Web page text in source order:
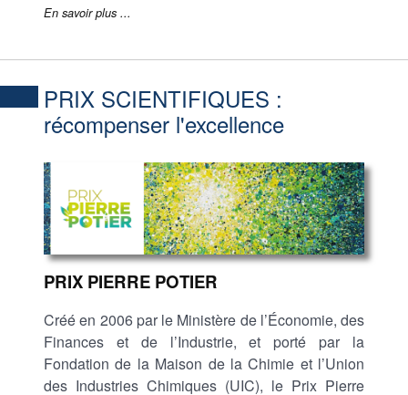
En savoir plus ...
PRIX SCIENTIFIQUES :
récompenser l'excellence
PRIX PIERRE POTIER
Créé en 2006 par le Ministère de l’Économie, des
Finances et de l’Industrie, et porté par la
Fondation de la Maison de la Chimie et l’Union
des Industries Chimiques (UIC), le Prix Pierre